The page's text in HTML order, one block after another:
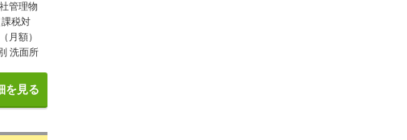
管理物
税対
月額）
洗面所
を見る